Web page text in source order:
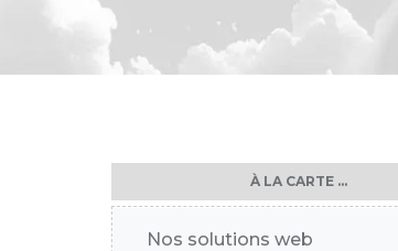
À LA CARTE ...
Nos solutions web